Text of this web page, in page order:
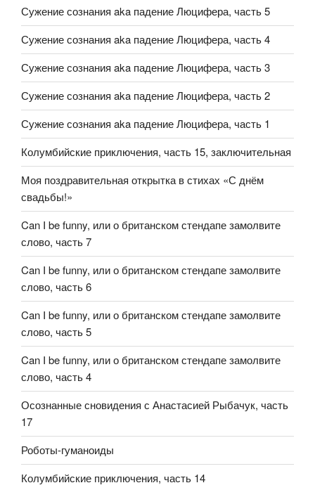
Сужение сознания aka падение Люцифера, часть 5
Сужение сознания aka падение Люцифера, часть 4
Сужение сознания aka падение Люцифера, часть 3
Сужение сознания aka падение Люцифера, часть 2
Сужение сознания aka падение Люцифера, часть 1
Колумбийские приключения, часть 15, заключительная
Моя поздравительная открытка в стихах «С днём
свадьбы!»
Can I be funny, или о британском стендапе замолвите
слово, часть 7
Can I be funny, или о британском стендапе замолвите
слово, часть 6
Can I be funny, или о британском стендапе замолвите
слово, часть 5
Can I be funny, или о британском стендапе замолвите
слово, часть 4
Осознанные сновидения с Анастасией Рыбачук, часть
17
Роботы-гуманоиды
Колумбийские приключения, часть 14